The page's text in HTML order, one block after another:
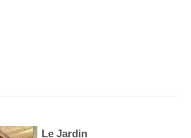
Le Jardin